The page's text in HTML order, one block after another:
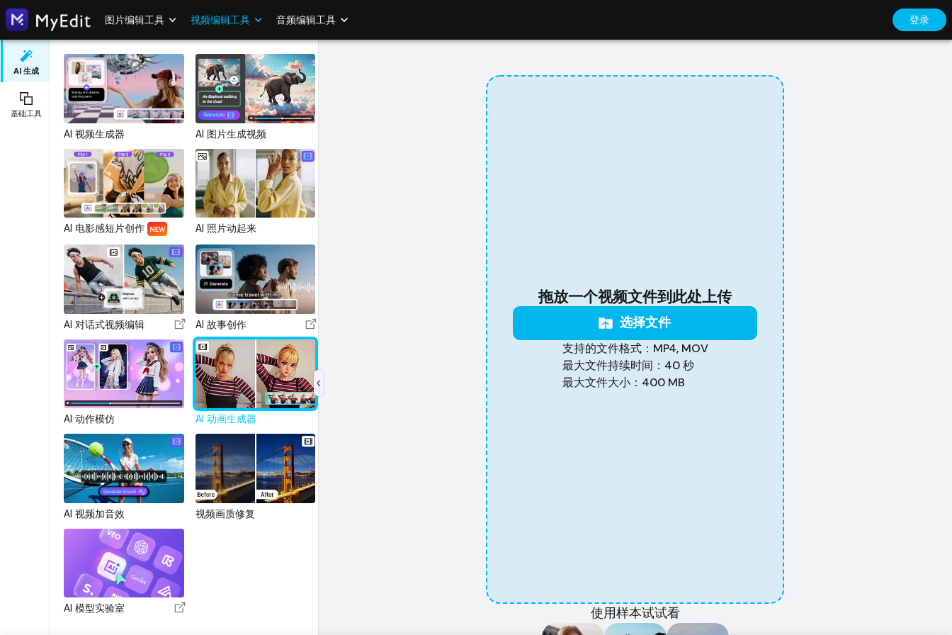
图片编辑工具 视频编辑工具 音频编辑工具 登录
AI 生成
基础工具
AI 视频生成器 AI 图片生成视频
AI 电影感短片创作 AI 照片动起来
AI 对话式视频编辑 AI 故事创作
AI 动作模仿 AI 动画生成器
AI 视频加音效 视频画质修复
AI 模型实验室
拖放一个视频文件到此处上传
选择文件
支持的文件格式：MP4, MOV
最大文件持续时间：40 秒
最大文件大小：400 MB
使用样本试试看